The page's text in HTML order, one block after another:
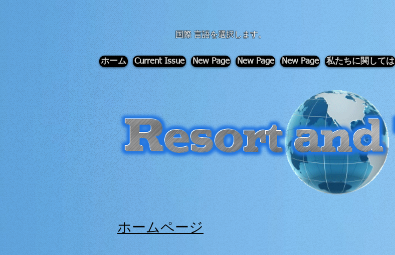
div id="myCodeElement"> div id="myCodeElement">
国際 言語を選択します。
ホーム Current Issue New Page New Page New Page 私たちに関しては
ホームページ